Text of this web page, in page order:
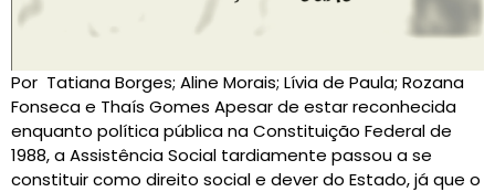
Por Tatiana Borges; Aline Morais; Lívia de Paula; Rozana
Fonseca e Thaís Gomes Apesar de estar reconhecida
enquanto política pública na Constituição Federal de
1988, a Assistência Social tardiamente passou a se
constituir como direito social e dever do Estado, já que o